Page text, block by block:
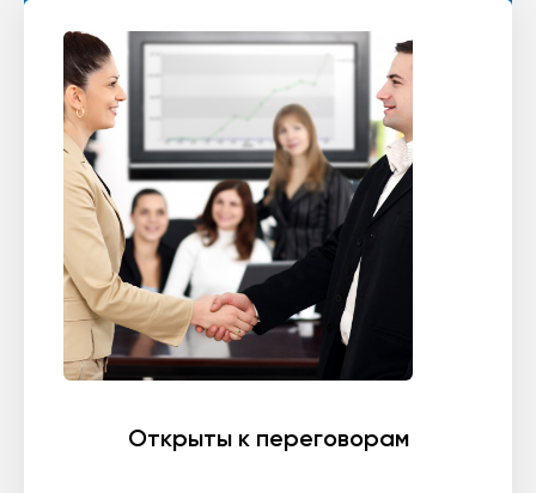
Открыты к переговорам